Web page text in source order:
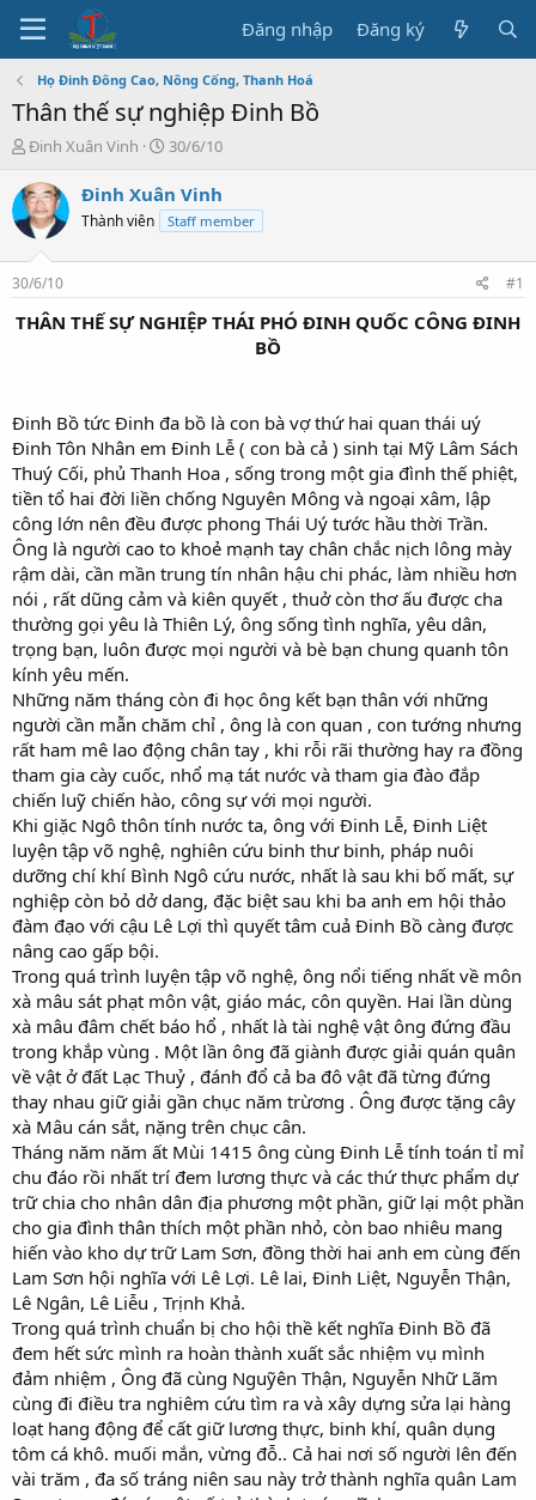
Đăng nhập Đăng ký
Họ Đinh Đông Cao, Nông Cống, Thanh Hoá
Thân thế sự nghiệp Đinh Bồ
T
r
e
a
s
t
a
Đinh Xuân Vinh
N
à
y
b
ầ
30/6/10
Đinh Xuân Vinh
Thành viên Staff member
30/6/10 #1
THÂN THẾ SỰ NGHIỆP THÁI PHÓ ĐINH QUỐC CÔNG ĐINH
BỒ
Đinh Bồ tức Đinh đa bồ là con bà vợ thứ hai quan thái uý
Đinh Tôn Nhân em Đinh Lễ ( con bà cả ) sinh tại Mỹ Lâm Sách
Thuý Cối, phủ Thanh Hoa , sống trong một gia đình thế phiệt,
tiền tổ hai đời liền chống Nguyên Mông và ngoại xâm, lập
công lớn nên đều được phong Thái Uý tước hầu thời Trần.
Ông là người cao to khoẻ mạnh tay chân chắc nịch lông mày
rậm dài, cần mần trung tín nhân hậu chi phác, làm nhiều hơn
nói , rất dũng cảm và kiên quyết , thuở còn thơ ấu được cha
thường gọi yêu là Thiên Lý, ông sống tình nghĩa, yêu dân,
trọng bạn, luôn được mọi người và bè bạn chung quanh tôn
kính yêu mến.
Những năm tháng còn đi học ông kết bạn thân với những
người cần mẫn chăm chỉ , ông là con quan , con tướng nhưng
rất ham mê lao động chân tay , khi rỗi rãi thường hay ra đồng
tham gia cày cuốc, nhổ mạ tát nước và tham gia đào đắp
chiến luỹ chiến hào, công sự với mọi người.
Khi giặc Ngô thôn tính nước ta, ông với Đinh Lễ, Đinh Liệt
luyện tập võ nghệ, nghiên cứu binh thư binh, pháp nuôi
dưỡng chí khí Bình Ngô cứu nước, nhất là sau khi bố mất, sự
nghiệp còn bỏ dở dang, đặc biệt sau khi ba anh em hội thảo
đàm đạo với cậu Lê Lợi thì quyết tâm cuả Đinh Bồ càng được
nâng cao gấp bội.
Trong quá trình luyện tập võ nghệ, ông nổi tiếng nhất về môn
xà mâu sát phạt môn vật, giáo mác, côn quyền. Hai lần dùng
xà mâu đâm chết báo hổ , nhất là tài nghệ vật ông đứng đầu
trong khắp vùng . Một lần ông đã giành được giải quán quân
về vật ở đất Lạc Thuỷ , đánh đổ cả ba đô vật đã từng đứng
thay nhau giữ giải gần chục năm trừơng . Ông được tặng cây
xà Mâu cán sắt, nặng trên chục cân.
Tháng năm năm ất Mùi 1415 ông cùng Đinh Lễ tính toán tỉ mỉ
chu đáo rồi nhất trí đem lương thực và các thứ thực phẩm dự
trữ chia cho nhân dân địa phương một phần, giữ lại một phần
cho gia đình thân thích một phần nhỏ, còn bao nhiêu mang
hiến vào kho dự trữ Lam Sơn, đồng thời hai anh em cùng đến
Lam Sơn hội nghĩa với Lê Lợi. Lê lai, Đinh Liệt, Nguyễn Thận,
Lê Ngân, Lê Liễu , Trịnh Khả.
Trong quá trình chuẩn bị cho hội thề kết nghĩa Đinh Bồ đã
đem hết sức mình ra hoàn thành xuất sắc nhiệm vụ mình
đảm nhiệm , Ông đã cùng Nguỹên Thận, Nguyễn Nhữ Lãm
cùng đi điều tra nghiêm cứu tìm ra và xây dựng sửa lại hàng
loạt hang động để cất giữ lương thực, binh khí, quân dụng
tôm cá khô. muối mắn, vừng đỗ.. Cả hai nơi số người lên đến
vài trăm , đa số tráng niên sau này trở thành nghĩa quân Lam